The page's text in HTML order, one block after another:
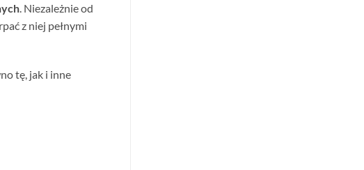
. Niezależnie od
z niej pełnymi
tę, jak i inne